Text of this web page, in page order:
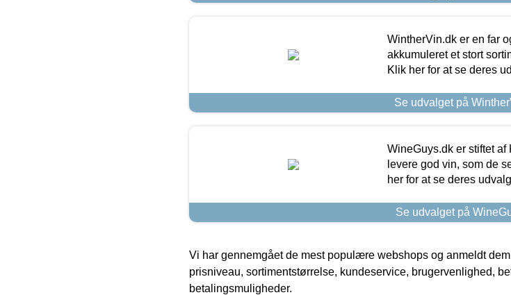
WintherVin.dk er en far
akkumuleret et stort
Klik her for at se deres
Se udvalget på
WineGuys.dk er stiftet
levere god vin, som de
her for at se deres
Se udvalget på
Vi har gennemgået de mest populære webshops og anmeldt
prisniveau, sortimentstørrelse, kundeservice, brugervenlighed,
betalingsmuligheder.